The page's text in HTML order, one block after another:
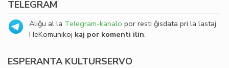
TELEGRAM
Aliĝu al la Telegram-kanalo por resti ĝisdata pri la lastaj
HeKomunikoj kaj por komenti ilin.
ESPERANTA KULTURSERVO